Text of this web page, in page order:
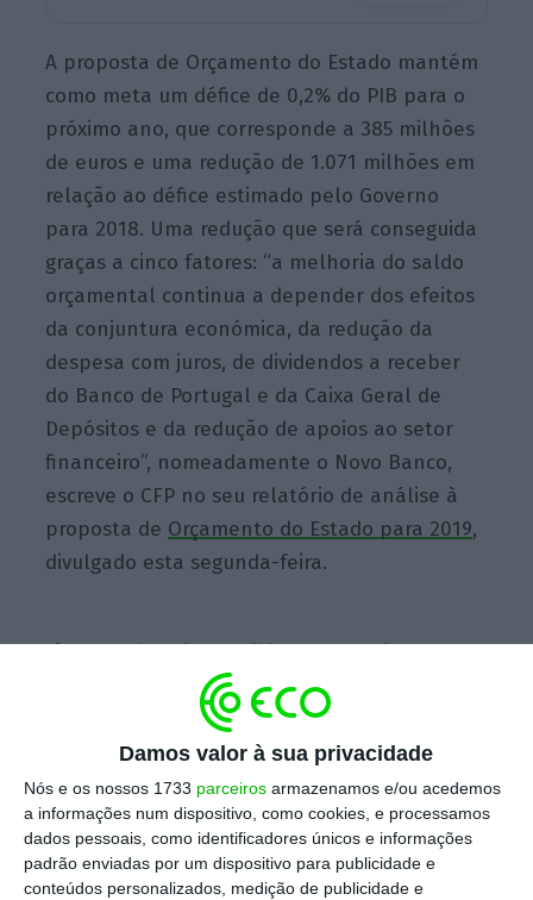
Damos valor à sua privacidade
Nós e os nossos 1733 parceiros armazenamos e/ou acedemos
a informações num dispositivo, como cookies, e processamos
dados pessoais, como identificadores únicos e informações
padrão enviadas por um dispositivo para publicidade e
conteúdos personalizados, medição de publicidade e
A proposta de Orçamento do Estado mantém
como meta um défice de 0,2% do PIB para o
próximo ano, que corresponde a 385 milhões
de euros e uma redução de 1.071 milhões em
relação ao défice estimado pelo Governo
para 2018. Uma redução que será conseguida
graças a cinco fatores: “a melhoria do saldo
orçamental continua a depender dos efeitos
da conjuntura económica, da redução da
despesa com juros, de dividendos a receber
do Banco de Portugal e da Caixa Geral de
Depósitos e da redução de apoios ao setor
financeiro”, nomeadamente o Novo Banco,
escreve o CFP no seu relatório de análise à
proposta de Orçamento do Estado para 2019,
divulgado esta segunda-feira.
Jáos “efeitos das medidas que a ação
discricionária do decisor político se propõe
introduzir em 2019 têm um contributo negativo
(ainda que limitado) para a redução do défice
orçamental”,constata oCFP. “Este contributo
seria ampliado se as poupanças em juros não
fossem consideradas pelo Ministério das
Finanças como uma medida de política”,